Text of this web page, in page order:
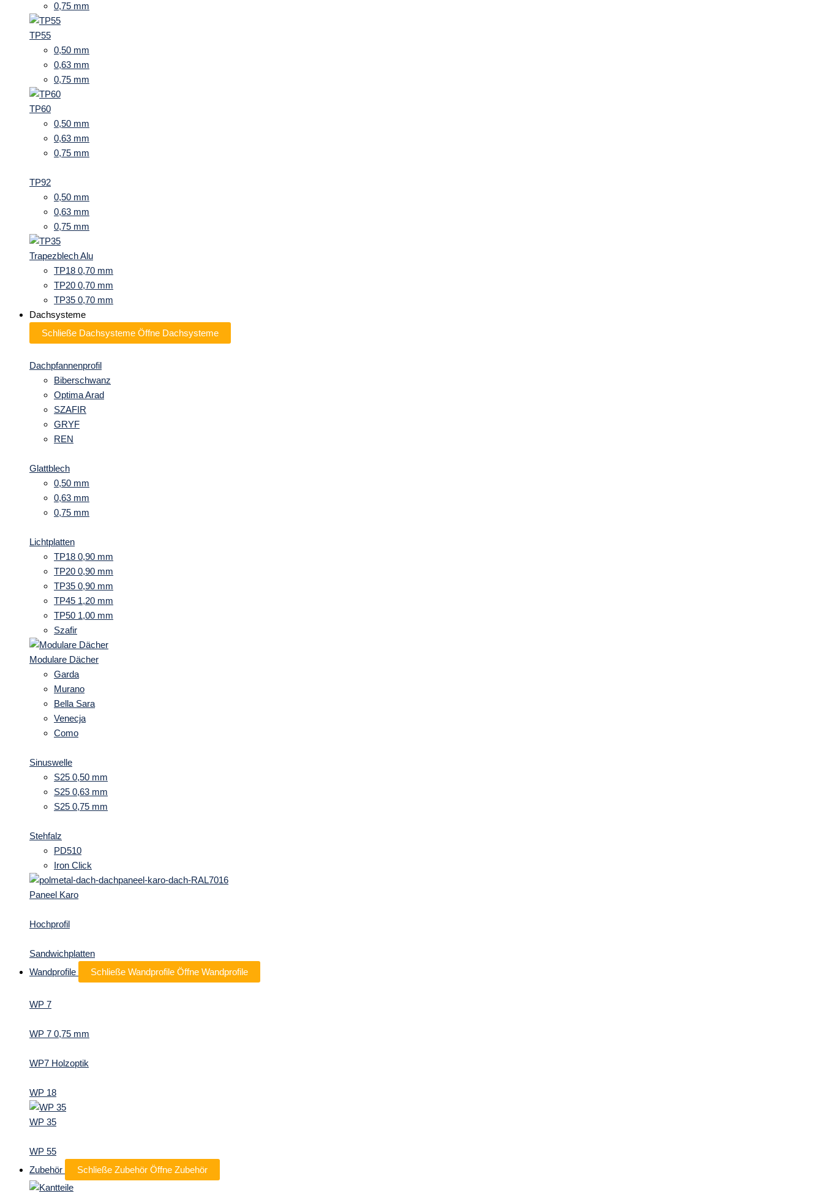
0,75 mm
TP55
0,50 mm
0,63 mm
0,75 mm
TP60
0,50 mm
0,63 mm
0,75 mm
TP92
0,50 mm
0,63 mm
0,75 mm
Trapezblech Alu
TP18 0,70 mm
TP20 0,70 mm
TP35 0,70 mm
Dachsysteme
Schließe Dachsysteme Öffne Dachsysteme
Dachpfannenprofil
Biberschwanz
Optima Arad
SZAFIR
GRYF
REN
Glattblech
0,50 mm
0,63 mm
0,75 mm
Lichtplatten
TP18 0,90 mm
TP20 0,90 mm
TP35 0,90 mm
TP45 1,20 mm
TP50 1,00 mm
Szafir
Modulare Dächer
Garda
Murano
Bella Sara
Venecja
Como
Sinuswelle
S25 0,50 mm
S25 0,63 mm
S25 0,75 mm
Stehfalz
PD510
Iron Click
Paneel Karo
Hochprofil
Sandwichplatten
Wandprofile
Schließe Wandprofile Öffne Wandprofile
WP 7
WP 7 0,75 mm
WP7 Holzoptik
WP 18
WP 35
WP 55
Zubehör
Schließe Zubehör Öffne Zubehör